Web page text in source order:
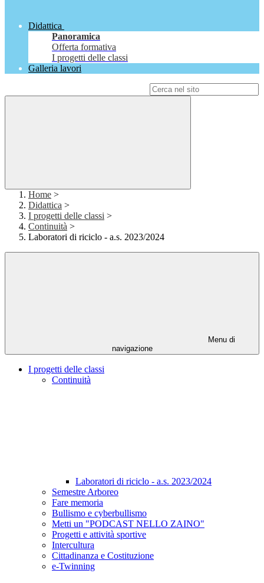
Didattica
Panoramica
Offerta formativa
I progetti delle classi
Galleria lavori
Home >
Didattica >
I progetti delle classi >
Continuità >
Laboratori di riciclo - a.s. 2023/2024
Menu di
navigazione
I progetti delle classi
Continuità
Laboratori di riciclo - a.s. 2023/2024
Semestre Arboreo
Fare memoria
Bullismo e cyberbullismo
Metti un "PODCAST NELLO ZAINO"
Progetti e attività sportive
Intercultura
Cittadinanza e Costituzione
e-Twinning